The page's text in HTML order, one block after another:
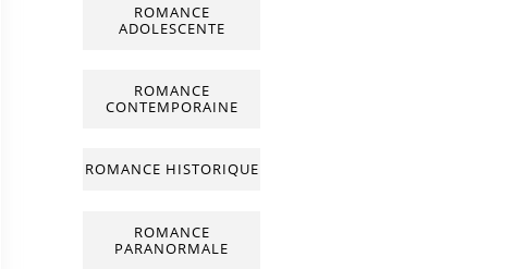
ROMANCE
ADOLESCENTE
ROMANCE
CONTEMPORAINE
ROMANCE HISTORIQUE
ROMANCE
PARANORMALE